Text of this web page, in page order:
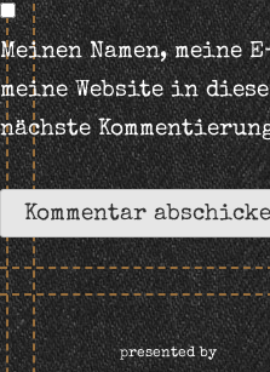
Meinen Namen, meine
meine Website in
nächste
presented by